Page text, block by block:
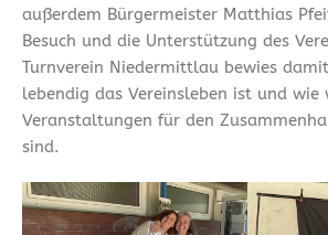
außerdem Bürgermeister Matthias
Besuch und die Unterstützung des
Turnverein Niedermittlau bewies
lebendig das Vereinsleben ist und wie
Veranstaltungen für den
sind.